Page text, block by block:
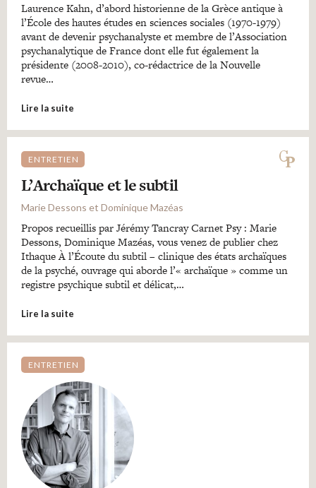
Laurence Kahn, d’abord historienne de la Grèce antique à
l’École des hautes études en sciences sociales (1970-1979)
avant de devenir psychanalyste et membre de l’Association
psychanalytique de France dont elle fut également la
présidente (2008-2010), co-rédactrice de la Nouvelle
revue…
Lire la suite
ENTRETIEN
L’Archaïque et le subtil
Marie Dessons et Dominique Mazéas
Propos recueillis par Jérémy Tancray Carnet Psy : Marie
Dessons, Dominique Mazéas, vous venez de publier chez
Ithaque À l’Écoute du subtil – clinique des états archaïques
de la psyché, ouvrage qui aborde l’« archaïque » comme un
registre psychique subtil et délicat,…
Lire la suite
ENTRETIEN